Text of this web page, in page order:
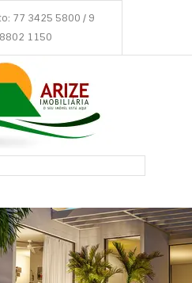
77 3425 5800 / 9
8802 1150